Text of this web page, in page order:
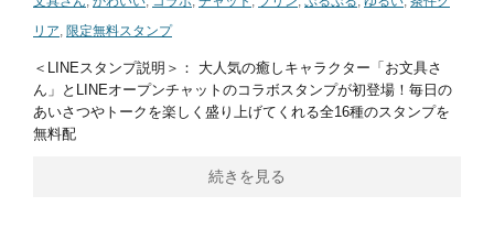
リア, 限定無料スタンプ
＜LINEスタンプ説明＞： 大人気の癒しキャラクター「お文具さ
ん」とLINEオープンチャットのコラボスタンプが初登場！毎日の
あいさつやトークを楽しく盛り上げてくれる全16種のスタンプを
無料配
続きを見る